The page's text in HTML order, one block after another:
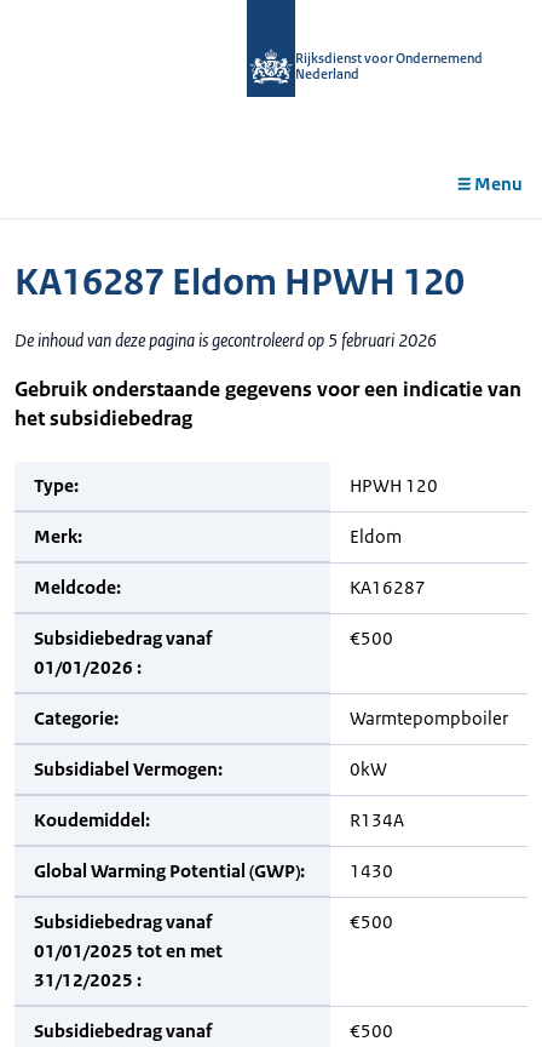
Rijksdienst voor Ondernemend
Nederland
Menu
KA16287 Eldom HPWH 120
De inhoud van deze pagina is gecontroleerd op 5 februari 2026
Gebruik onderstaande gegevens voor een indicatie van
het subsidiebedrag
Type: HPWH 120
Merk: Eldom
Meldcode: KA16287
Subsidiebedrag vanaf
01/01/2026 :
€500
Categorie: Warmtepompboiler
Subsidiabel Vermogen: 0kW
Koudemiddel: R134A
Global Warming Potential (GWP): 1430
Subsidiebedrag vanaf
01/01/2025 tot en met
31/12/2025 :
€500
Subsidiebedrag vanaf
€500